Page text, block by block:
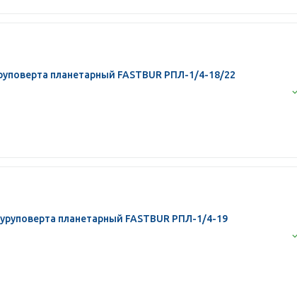
планетарный FASTBUR РПЛ-1/4-18/22
планетарный FASTBUR РПЛ-1/4-19